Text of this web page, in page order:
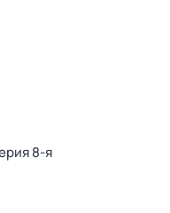
8-я